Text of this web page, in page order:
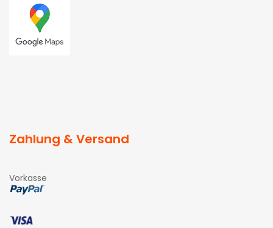
Zahlung & Versand
Vorkasse